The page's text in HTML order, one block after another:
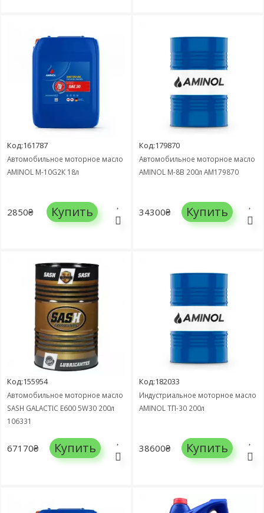
Код:161787
Автомобильное моторное масло
AMINOL М-10G2К 18л
2850₴ Купить
Код:179870
Автомобильное моторное масло
AMINOL М-8В 200л AM179870
34300₴ Купить
Код:155954
Автомобильное моторное масло
SASH GALACTIC E600 5W30 200л
106331
67170₴ Купить
Код:182033
Индустриальное моторное масло
AMINOL ТП-30 200л
38600₴ Купить